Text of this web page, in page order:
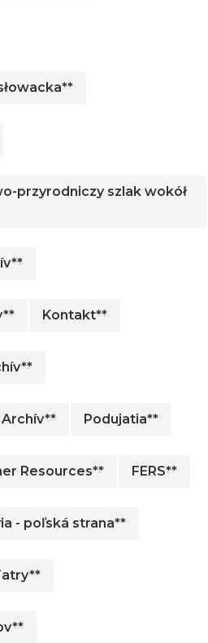
przyrodniczy szlak wokół
Kontakt**
Podujatia**
Resources** FERS**
- poľská strana**